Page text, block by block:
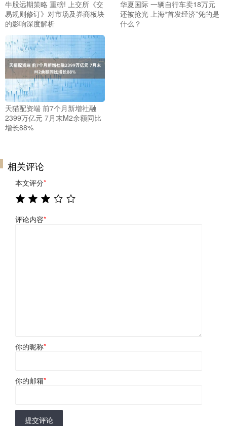
牛股远期策略 重磅! 上交所《交
易规则修订》对市场及券商板块
的影响深度解析
华夏国际 一辆自行车卖18万元
还被抢光 上海“首发经济”凭的是
什么？
天猫配资端 前7个月新增社融
2399万亿元 7月末M2余额同比
增长88%
相关评论
本文评分*
评论内容*
你的昵称*
你的邮箱*
提交评论